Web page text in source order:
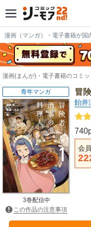
漫画（マンガ）・電子書籍が国
漫画(まんが)・電子書籍のコミ
冒
飴井
会
青年マンガ
3巻配信中
この作品の注意事項